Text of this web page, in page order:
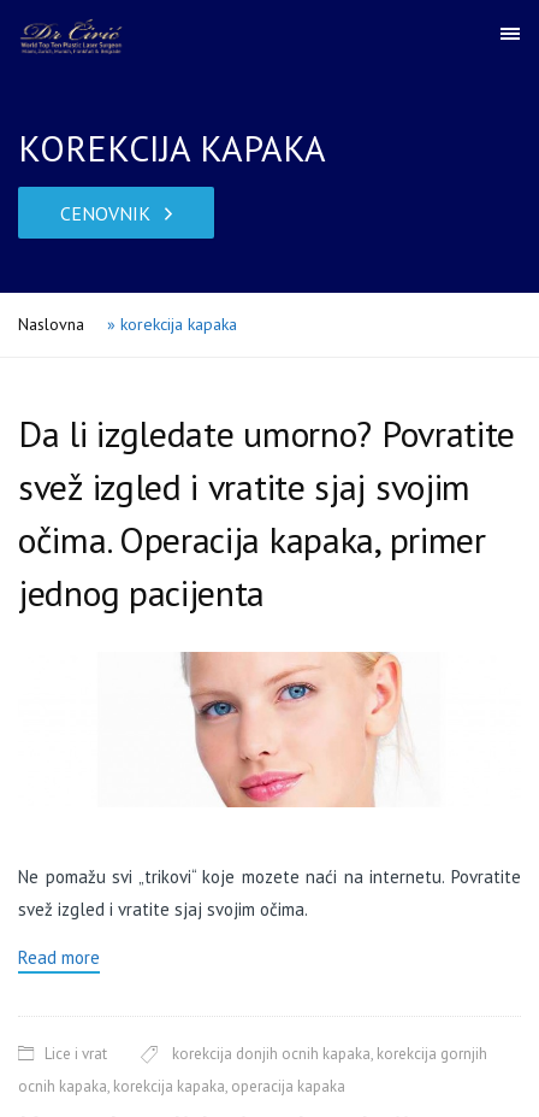
KOREKCIJA KAPAKA
CENOVNIK
Naslovna » korekcija kapaka
Da li izgledate umorno? Povratite
svež izgled i vratite sjaj svojim
očima. Operacija kapaka, primer
jednog pacijenta
Ne pomažu svi „trikovi“ koje mozete naći na internetu. Povratite
svež izgled i vratite sjaj svojim očima.
Read more
Lice i vrat korekcija donjih ocnih kapaka, korekcija gornjih
ocnih kapaka, korekcija kapaka, operacija kapaka